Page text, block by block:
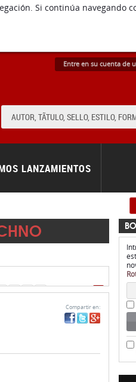
Si continúa navegando
Entre en su cuenta de
LANZAMIENTOS
22 23 24 (63 páginas)
Compartir en: